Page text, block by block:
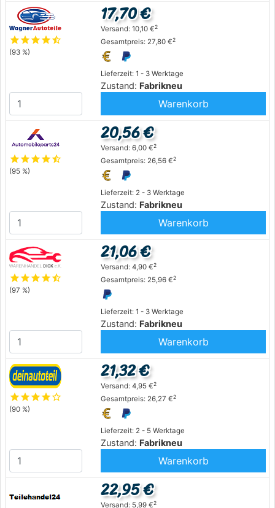
starstarstarstarstar_half
(93 %)
Lieferzeit: 1 - 3 Werktage
Zustand: Fabrikneu
17,70 €
Versand: 10,10 €2
Gesamtpreis: 27,80 €2
Warenkorb
starstarstarstarstar_half
(95 %)
Lieferzeit: 2 - 3 Werktage
Zustand: Fabrikneu
20,56 €
Versand: 6,00 €2
Gesamtpreis: 26,56 €2
Warenkorb
starstarstarstarstar_half
(97 %)
Lieferzeit: 1 - 3 Werktage
Zustand: Fabrikneu
21,06 €
Versand: 4,90 €2
Gesamtpreis: 25,96 €2
Warenkorb
starstarstarstarstar_outline
(90 %)
Lieferzeit: 2 - 5 Werktage
Zustand: Fabrikneu
21,32 €
Versand: 4,95 €2
Gesamtpreis: 26,27 €2
Warenkorb
22,95 €
Versand: 5,99 €2